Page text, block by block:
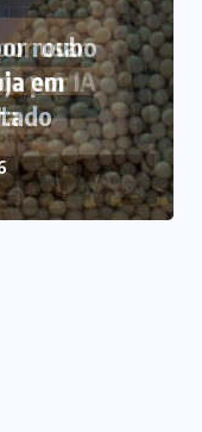
roubo
em